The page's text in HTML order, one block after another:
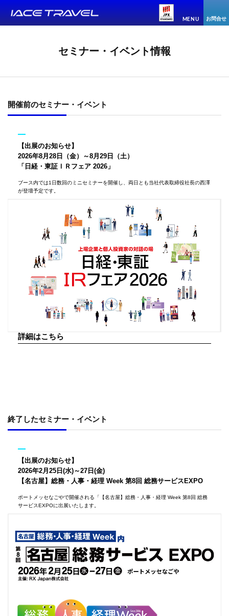
MENU お問合せ
セミナー・イベント情報
開催前のセミナー・イベント
【出展のお知らせ】
2026年8月28日（金）～8月29日（土）
「日経・東証ＩＲフェア 2026」
ブース内では1日数回のミニセミナーを開催し、両日とも当社代表取締役社長の西澤
が登壇予定です。
詳細はこちら
終了したセミナー・イベント
【出展のお知らせ】
2026年2月25日(水)～27日(金)
【名古屋】総務・人事・経理 Week 第8回 総務サービスEXPO
ポートメッセなごやで開催される「【名古屋】総務・人事・経理 Week 第8回 総務
サービスEXPOに出展いたします。